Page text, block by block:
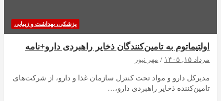
پزشکی، بهداشت و زیبایی
اولتیماتوم به تامین‌کنندگان ذخایر راهبردی دارو+نامه
مرداد ۱۵, ۱۴۰۵ مهر نیوز
مدیرکل دارو و مواد تحت کنترل سازمان غذا و دارو، از شرکت‌های
تامین‌کننده ذخایر راهبردی دارو،…